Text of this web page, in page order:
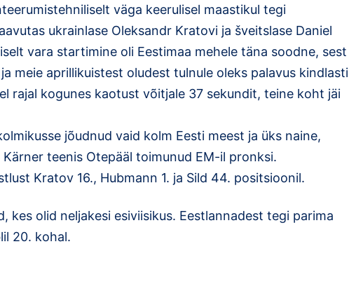
väga keerulisel maastikul tegi
ukrainlase Oleksandr Kratovi ja šveitslase Daniel
vara startimine oli Eestimaa mehele täna soodne, sest
meie aprillikuistest oludest tulnule oleks palavus kindlasti
rajal kogunes kaotust võitjale 37 sekundit, teine koht jäi
jõudnud vaid kolm Eesti meest ja üks naine,
teenis Otepääl toimunud EM-il pronksi.
Kratov 16., Hubmann 1. ja Sild 44. positsioonil.
kes olid neljakesi esiviisikus. Eestlannadest tegi parima
20. kohal.